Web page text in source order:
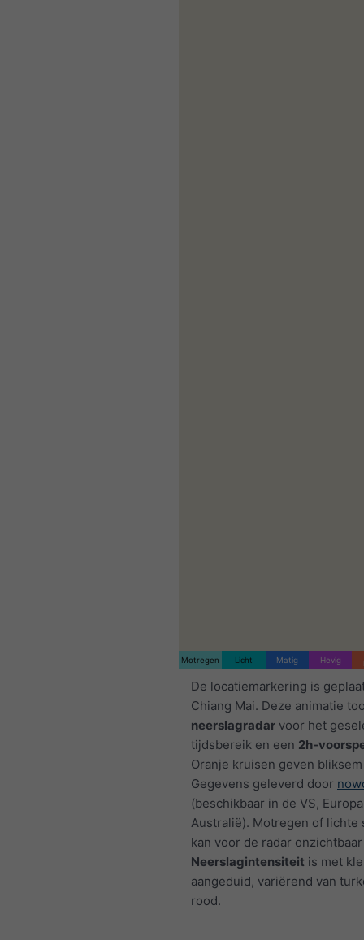
Motregen Licht Matig Hevig
De locatiemarkering is
Chiang Mai. Deze animatie
neerslagradar voor het
tijdsbereik en een 2h-
Oranje kruisen geven bliksem
Gegevens geleverd door
(beschikbaar in de VS,
Australië). Motregen of lichte
kan voor de radar
Neerslagintensiteit is met
aangeduid, variërend van
rood.